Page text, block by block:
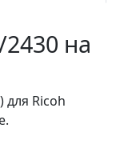
на
для Ricoh